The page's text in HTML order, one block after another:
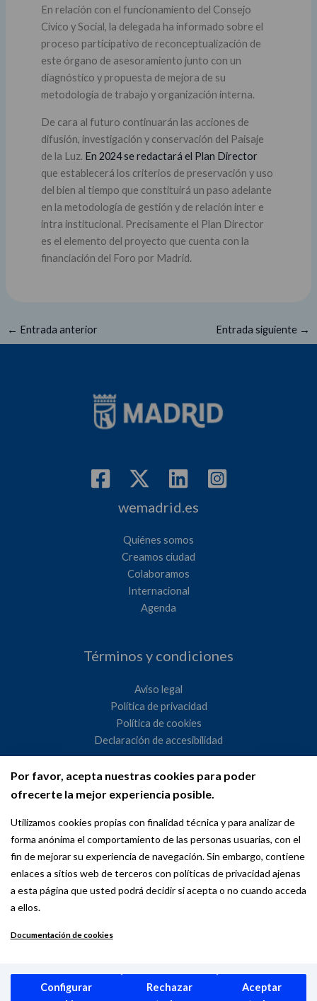
Por favor, acepta nuestras cookies para poder
ofrecerte la mejor experiencia posible.
Utilizamos cookies propias con finalidad técnica y para analizar de
forma anónima el comportamiento de las personas usuarias, con el
fin de mejorar su experiencia de navegación. Sin embargo, contiene
enlaces a sitios web de terceros con políticas de privacidad ajenas
a esta página que usted podrá decidir si acepta o no cuando acceda
a ellos.
Documentación de cookies
Configurar
Rechazar
Aceptar
En relación con el funcionamiento del Consejo
Cívico y Social, la delegada ha informado sobre el
proceso participativo de reconceptualización de
este órgano de asesoramiento junto con un
diagnóstico y propuesta de mejora de su
metodología de trabajo y organización interna.
De cara al futuro continuarán las acciones de
difusión, investigación y conservación del Paisaje
de la Luz. En 2024 se redactará el Plan Director
que establecerá los criterios de preservación y uso
del bien al tiempo que constituirá un paso adelante
en la metodología de gestión y de relación inter e
intra institucional. Precisamente el Plan Director
es el elemento del proyecto que cuenta con la
financiación del Foro por Madrid.
← Entrada anterior Entrada siguiente →
wemadrid.es
Quiénes somos
Creamos ciudad
Colaboramos
Internacional
Agenda
Términos y condiciones
Aviso legal
Política de privacidad
Política de cookies
Declaración de accesibilidad
Ayuntamiento de Madrid
WeMadrid es un sitio web del Ayuntamiento de Madrid
dedicado a las relaciones institucionales y la actividad
internacional del Alcalde. ​
Madrid